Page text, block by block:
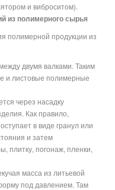
и виброситом).
из полимерного сырья
полимерной продукции из
двумя валками. Таким
и листовые полимерные
через насадку
Как правило,
в виде гранул или
и затем
плитку, погонаж, пленки,
масса из литьевой
под давлением. Там